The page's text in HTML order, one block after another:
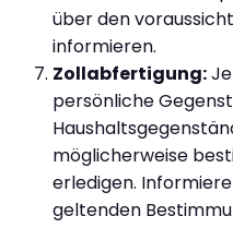
über den
informieren.
Zollabfertigung:
persönliche
möglicherweise
erledigen.
geltenden